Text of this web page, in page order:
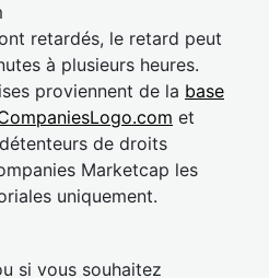
retardés, le retard peut
à plusieurs heures.
proviennent de la base
et
de droits
Marketcap les
uniquement.
si vous souhaitez